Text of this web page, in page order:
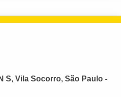
S, Vila Socorro, São Paulo -